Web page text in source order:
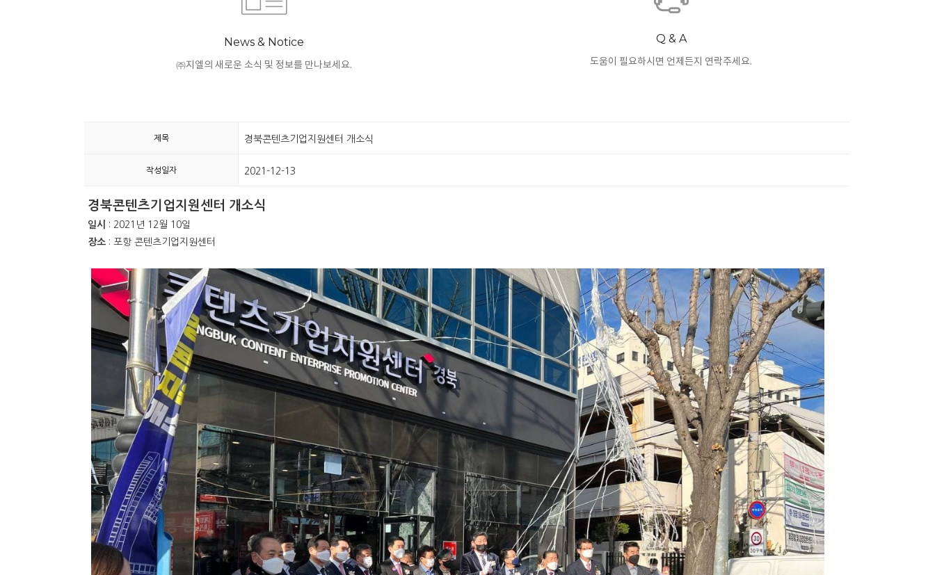
News & Notice
㈜지엘의 새로운 소식 및 정보를 만나보세요.
Q & A
도움이 필요하시면 언제든지 연락주세요.
제목 경북콘텐츠기업지원센터 개소식
작성일자 2021-12-13
경북콘텐츠기업지원센터 개소식
일시
: 2021년 12월 10일
장소 : 포항 콘텐츠기업지원센터